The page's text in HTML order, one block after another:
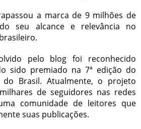
a marca de 9 milhões de
seu alcance e relevância no
pelo blog foi reconhecido
sido premiado na 7ª edição do
do Brasil. Atualmente, o projeto
de seguidores nas redes
comunidade de leitores que
suas publicações.